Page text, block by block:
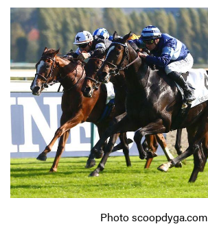
Photo scoopdyga.com